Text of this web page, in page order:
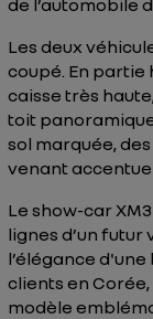
de l’automobile
Les deux
coupé. En partie
caisse très
toit
sol marquée,
venant
Le show-car
lignes d’un
l’élégance
clients en
modèle